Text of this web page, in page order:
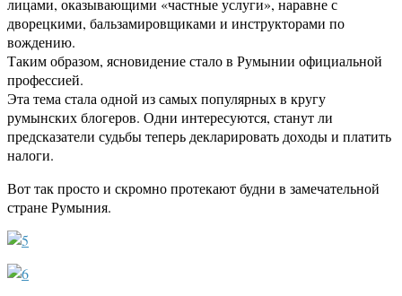
лицами, оказывающими «частные услуги», наравне с
дворецкими, бальзамировщиками и инструкторами по
вождению.
Таким образом, ясновидение стало в Румынии официальной
профессией.
Эта тема стала одной из самых популярных в кругу
румынских блогеров. Одни интересуются, станут ли
предсказатели судьбы теперь декларировать доходы и платить
налоги.
Вот так просто и скромно протекают будни в замечательной
стране Румыния.